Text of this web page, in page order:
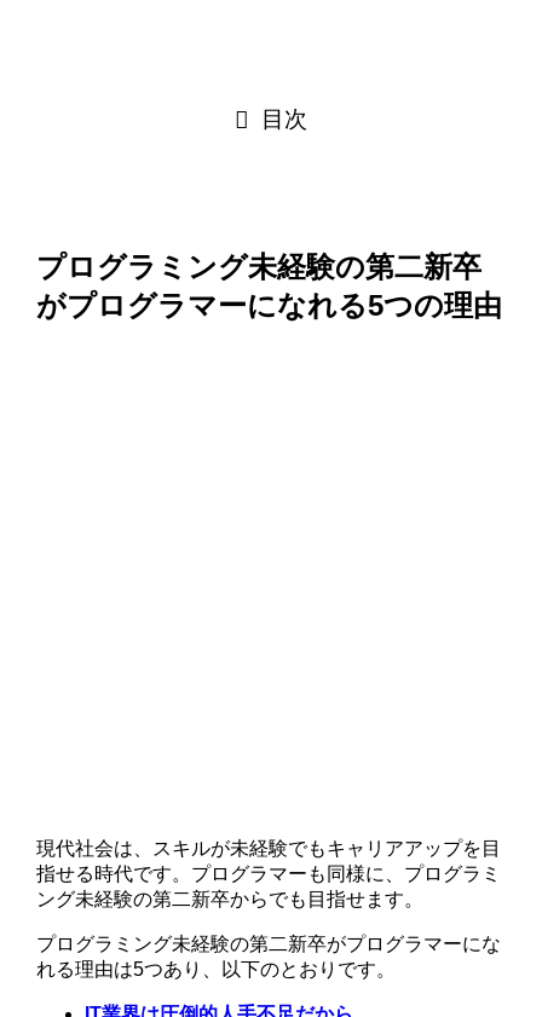
目次
プログラミング未経験の第二新卒
がプログラマーになれる5つの理由
現代社会は、スキルが未経験でもキャリアアップを目
指せる時代です。プログラマーも同様に、プログラミ
ング未経験の第二新卒からでも目指せます。
プログラミング未経験の第二新卒がプログラマーにな
れる理由は5つあり、以下のとおりです。